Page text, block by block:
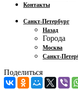
Контакты
Санкт-Петербург
Назад
Города
Москва
Санкт-
Поделиться